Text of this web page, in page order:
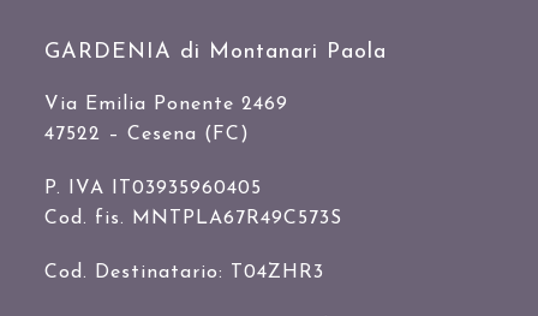
GARDENIA di Montanari Paola
Via Emilia Ponente 2469
47522 – Cesena (FC)
P. IVA IT03935960405
Cod. fis. MNTPLA67R49C573S
Cod. Destinatario: T04ZHR3